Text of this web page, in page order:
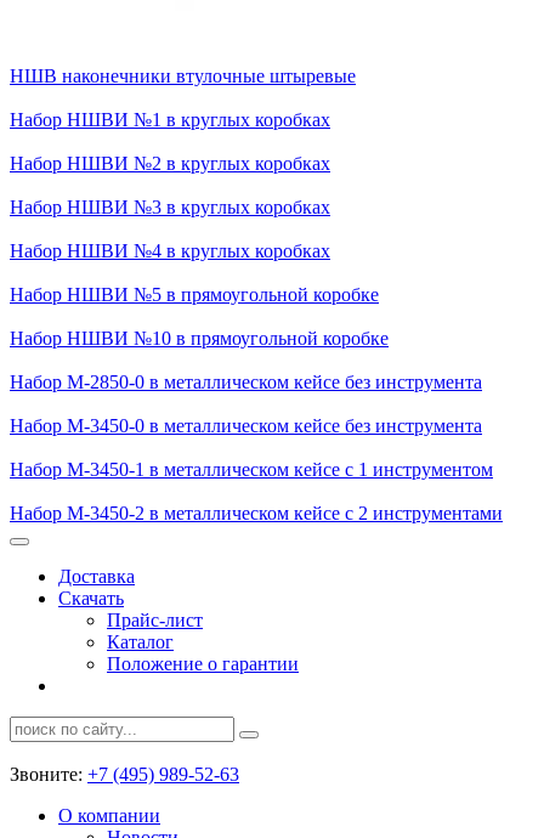
НШВ наконечники втулочные штыревые
Набор НШВИ №1 в круглых коробках
Набор НШВИ №2 в круглых коробках
Набор НШВИ №3 в круглых коробках
Набор НШВИ №4 в круглых коробках
Набор НШВИ №5 в прямоугольной коробке
Набор НШВИ №10 в прямоугольной коробке
Набор М-2850-0 в металлическом кейсе без инструмента
Набор М-3450-0 в металлическом кейсе без инструмента
Набор М-3450-1 в металлическом кейсе с 1 инструментом
Набор М-3450-2 в металлическом кейсе с 2 инструментами
Доставка
Скачать
Прайс-лист
Каталог
Положение о гарантии
Звоните: +7 (495) 989-52-63
О компании